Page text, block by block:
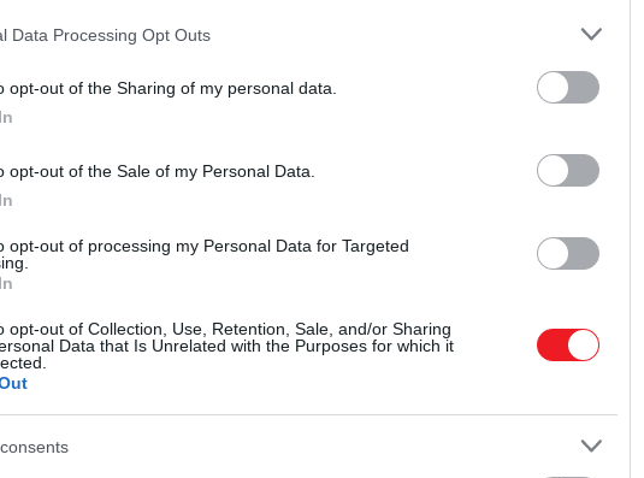
Data Processing Opt Outs
opt-out of the Sharing of my personal data.
opt-out of the Sale of my Personal Data.
opt-out of processing my Personal Data for Targeted
opt-out of Collection, Use, Retention, Sale, and/or Sharing
Data that Is Unrelated with the Purposes for which it
vagy akár egy műtárgy tanácsadással egybekötött home
összehangolt, magas színvonalú megvalósítást, és azt, hogy
át
értéke a kiszámíthatóság és a nyugalom megteremtése. A
vagyon nagyságából, hanem annak rendezetlenségéből fakad.
ad a közös döntésekhez, hozzájárul a családi kapcsolatok
a partnerek szolgáltatása – noha egyelőre az MBH
vagyonnal rendelkeznek, és annak kezelését, megőrzését
értékes támogatást nyújt azoknak is, akik még a
Az MBH Bank Private Banking szemlélete szerint a
tiszteletben tartó, átgondolt stratégia készüljön.